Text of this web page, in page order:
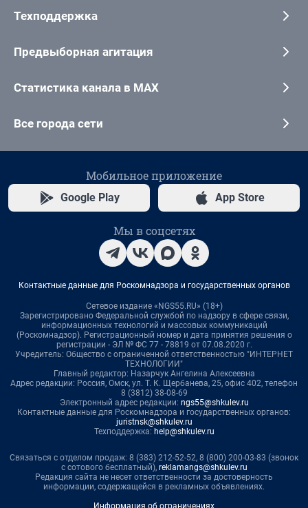
Техподдержка
Предвыборная агитация
Статистика канала в MAX
Все города сети
Мобильное приложение
Google Play App Store
Мы в соцсетях
Контактные данные для Роскомнадзора и государственных органов
Сетевое издание «NGS55.RU» (18+)
Зарегистрировано Федеральной службой по надзору в сфере связи,
информационных технологий и массовых коммуникаций
(Роскомнадзор). Регистрационный номер и дата принятия решения о
регистрации - ЭЛ № ФС 77 - 78819 от 07.08.2020 г.
Учредитель: Общество с ограниченной ответственностью "ИНТЕРНЕТ
ТЕХНОЛОГИИ"
Главный редактор: Назарчук Ангелина Алексеевна
Адрес редакции: Россия, Омск, ул. Т. К. Щербанева, 25, офис 402, телефон
8 (3812) 38-08-69
Электронный адрес редакции: ngs55@shkulev.ru
Контактные данные для Роскомнадзора и государственных органов:
juristnsk@shkulev.ru
Техподдержка: help@shkulev.ru
Связаться с отделом продаж: 8 (383) 212-52-52, 8 (800) 200-03-83 (звонок
с сотового бесплатный), reklamangs@shkulev.ru
Редакция сайта не несет ответственности за достоверность
информации, содержащейся в рекламных объявлениях.
Информация об ограничениях